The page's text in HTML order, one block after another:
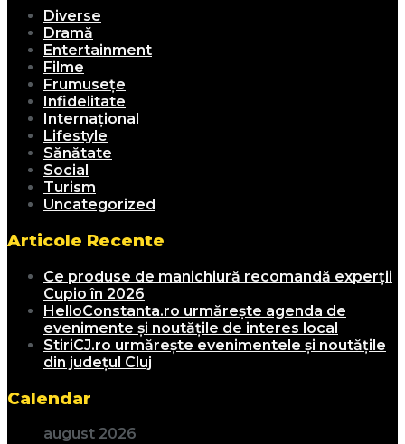
Diverse
Dramă
Entertainment
Filme
Frumusețe
Infidelitate
Internațional
Lifestyle
Sănătate
Social
Turism
Uncategorized
Articole Recente
Ce produse de manichiură recomandă experții
Cupio în 2026
HelloConstanta.ro urmărește agenda de
evenimente și noutățile de interes local
StiriCJ.ro urmărește evenimentele și noutățile
din județul Cluj
Calendar
august 2026